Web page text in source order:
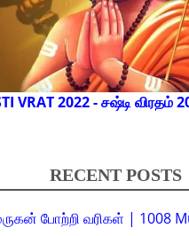
VRAT 2022 - சஷ்டி விரதம்
RECENT POSTS
போற்றி வரிகள் | 1008